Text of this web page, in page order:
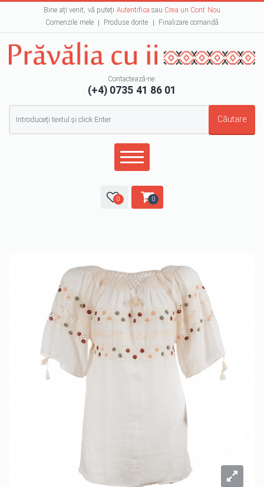
Bine ați venit, vă puteți Autentifica sau Crea un Cont Nou
Comenzile mele
Produse dorite Finalizare comandă
Contactează-ne:
(+4) 0735 41 86 01
Formular de căutare
0 0